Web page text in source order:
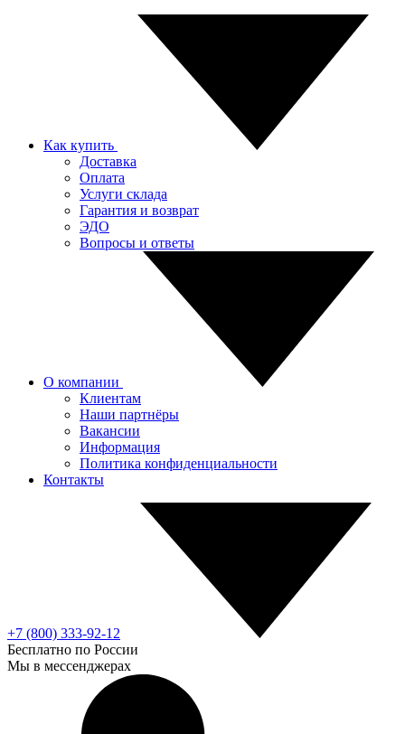
Как купить
Доставка
Оплата
Услуги склада
Гарантия и возврат
ЭДО
Вопросы и ответы
О компании
Клиентам
Наши партнёры
Вакансии
Информация
Политика конфиденциальности
Контакты
+7 (800) 333-92-12
Бесплатно по России
Мы в мессенджерах